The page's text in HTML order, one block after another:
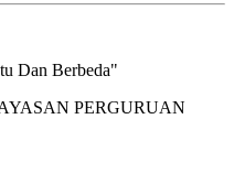
Dan Berbeda"
PERGURUAN